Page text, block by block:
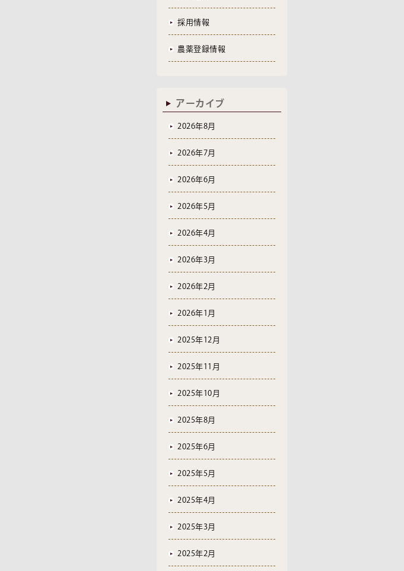
採用情報
農薬登録情報
アーカイブ
2026年8月
2026年7月
2026年6月
2026年5月
2026年4月
2026年3月
2026年2月
2026年1月
2025年12月
2025年11月
2025年10月
2025年8月
2025年6月
2025年5月
2025年4月
2025年3月
2025年2月